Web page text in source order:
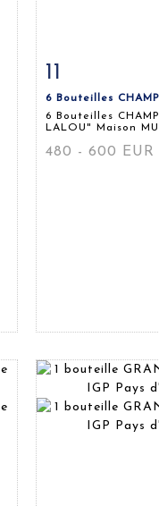
11
6 Bouteilles
6 Bouteilles
LALOU" Maison
480 - 600 EUR